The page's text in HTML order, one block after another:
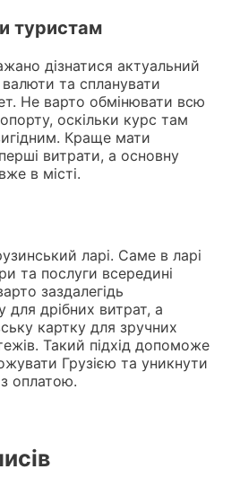
туристам
дізнатися актуальний
валюти та спланувати
Не варто обмінювати всю
оскільки курс там
Краще мати
витрати, а основну
в місті.
ларі. Саме в ларі
та послуги всередині
заздалегідь
для дрібних витрат, а
картку для зручних
Такий підхід допоможе
Грузією та уникнути
оплатою.